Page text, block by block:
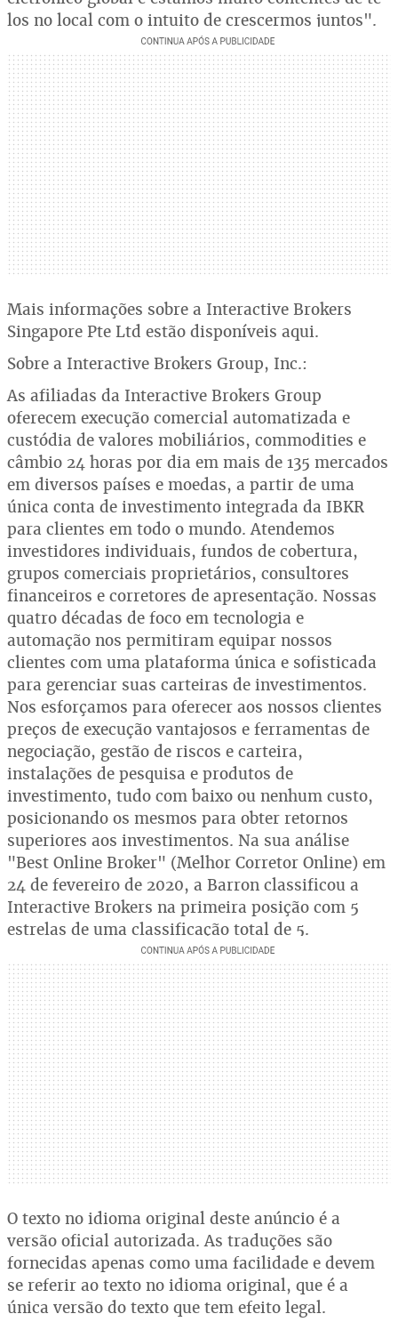
los no local com o intuito de crescermos juntos".
Mais informações sobre a Interactive Brokers
Singapore Pte Ltd estão disponíveis aqui.
Sobre a Interactive Brokers Group, Inc.:
As afiliadas da Interactive Brokers Group
oferecem execução comercial automatizada e
custódia de valores mobiliários, commodities e
câmbio 24 horas por dia em mais de 135 mercados
em diversos países e moedas, a partir de uma
única conta de investimento integrada da IBKR
para clientes em todo o mundo. Atendemos
investidores individuais, fundos de cobertura,
grupos comerciais proprietários, consultores
financeiros e corretores de apresentação. Nossas
quatro décadas de foco em tecnologia e
automação nos permitiram equipar nossos
clientes com uma plataforma única e sofisticada
para gerenciar suas carteiras de investimentos.
Nos esforçamos para oferecer aos nossos clientes
preços de execução vantajosos e ferramentas de
negociação, gestão de riscos e carteira,
instalações de pesquisa e produtos de
investimento, tudo com baixo ou nenhum custo,
posicionando os mesmos para obter retornos
superiores aos investimentos. Na sua análise
"Best Online Broker" (Melhor Corretor Online) em
24 de fevereiro de 2020, a Barron classificou a
Interactive Brokers na primeira posição com 5
estrelas de uma classificação total de 5.
O texto no idioma original deste anúncio é a
versão oficial autorizada. As traduções são
fornecidas apenas como uma facilidade e devem
se referir ao texto no idioma original, que é a
única versão do texto que tem efeito legal.